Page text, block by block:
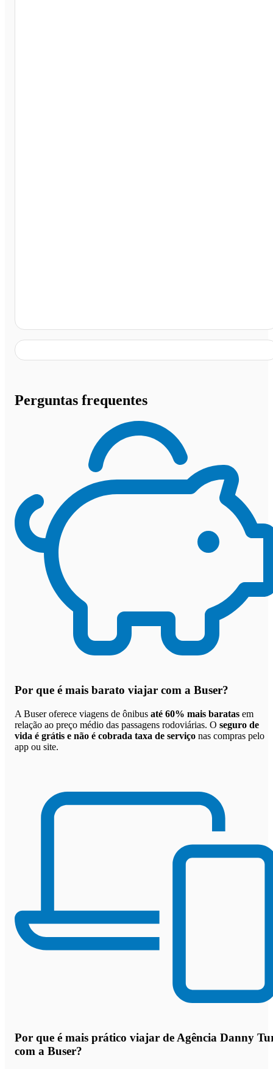
Perguntas frequentes
Por que é mais barato viajar com a Buser?
A Buser oferece viagens de ônibus até 60% mais baratas em
relação ao preço médio das passagens rodoviárias. O seguro de
vida é grátis e não é cobrada taxa de serviço nas compras pelo
app ou site.
Por que é mais prático viajar de Agência Danny
com a Buser?